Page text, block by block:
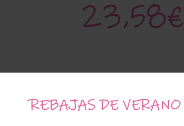
23,58€
REBAJAS DE VERANO